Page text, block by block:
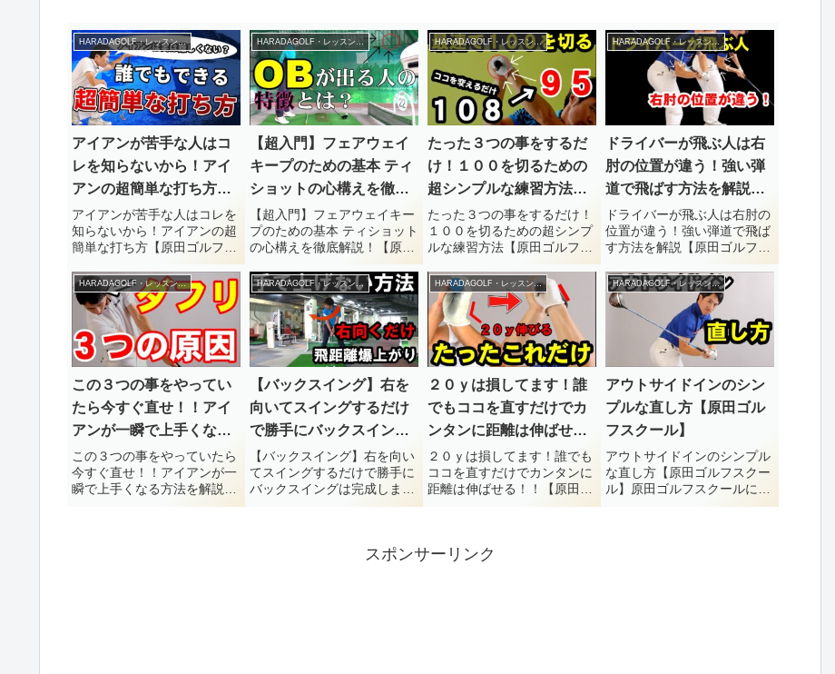
HARADAGOLF・レッスンチャンネル
アイアンが苦手な人はコ
レを知らないから！アイ
アンの超簡単な打ち方
【原田ゴルフスクール】
アイアンが苦手な人はコレを
知らないから！アイアンの超
簡単な打ち方【原田ゴルフス
クール】原田ゴルフスクール
によるゴルフレッスン動画。
今回は『アイアンが苦手な人
はコレを知らないから！アイ
アンの超簡単な打ち方』につ
いてです。【目次】0:00 ア
イ...
HARADAGOLF・レッスンチャンネル
【超入門】フェアウェイ
キープのための基本 ティ
ショットの心構えを徹底
解説！【原田ゴルフスク
ール】
【超入門】フェアウェイキー
プのための基本 ティショット
の心構えを徹底解説！【原田
ゴルフスクール】原田ゴルフ
スクールによるゴルフレッス
ン動画。今回は『【超入門】
フェアウェイキープのための
基本 ティショットの心構えを
徹底解説！』についてです。
フ...
HARADAGOLF・レッスンチャンネル
たった３つの事をするだ
け！１００を切るための
超シンプルな練習方法
【原田ゴルフスクール】
たった３つの事をするだけ！
１００を切るための超シンプ
ルな練習方法【原田ゴルフス
クール】原田ゴルフスクール
によるゴルフレッスン動画。
今回は『たった３つの事をす
るだけ！１００を切るための
超シンプルな練習方法』につ
いてです。前回のゴルフレッ
スン動...
HARADAGOLF・レッスンチャンネル
ドライバーが飛ぶ人は右
肘の位置が違う！強い弾
道で飛ばす方法を解説
【原田ゴルフスクール】
ドライバーが飛ぶ人は右肘の
位置が違う！強い弾道で飛ば
す方法を解説【原田ゴルフス
クール】原田ゴルフスクール
によるゴルフレッスン動画。
今回は『ドライバーが飛ぶ人
は右肘の位置が違う！強い弾
道で飛ばす方法を解説』につ
いてです。【目次】0:00 強
HARADAGOLF・レッスンチャンネル
この３つの事をやってい
たら今すぐ直せ！！アイ
アンが一瞬で上手くなる
方法を解説【原田ゴルフ
スクール】
この３つの事をやっていたら
今すぐ直せ！！アイアンが一
瞬で上手くなる方法を解説
【原田ゴルフスクール】原田
HARADAGOLF・レッスンチャンネル
【バックスイング】右を
向いてスイングするだけ
で勝手にバックスイング
は完成します【原田ゴル
フスクール】
【バックスイング】右を向い
てスイングするだけで勝手に
バックスイングは完成します
【原田ゴルフスクール】原田
ックスイング】右を向いてス
HARADAGOLF・レッスンチャンネル
２０ｙは損してます！誰
でもココを直すだけでカ
ンタンに距離は伸ばせ
る！！【原田ゴルフスク
ール】
２０ｙは損してます！誰でも
ココを直すだけでカンタンに
距離は伸ばせる！！【原田ゴ
ルフスクール】原田ゴルフス
てます！誰でもココを直すだ
HARADAGOLF・レッスンチャンネル
アウトサイドインのシン
プルな直し方【原田ゴル
フスクール】
アウトサイドインのシンプル
な直し方【原田ゴルフスクー
ル】原田ゴルフスクールによ
るゴルフレッスン動画。今回
スポンサーリンク